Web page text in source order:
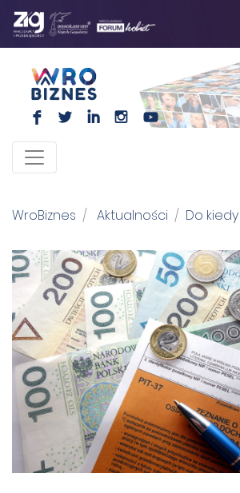
F L I I
WroBiznes Aktualności Do kiedy